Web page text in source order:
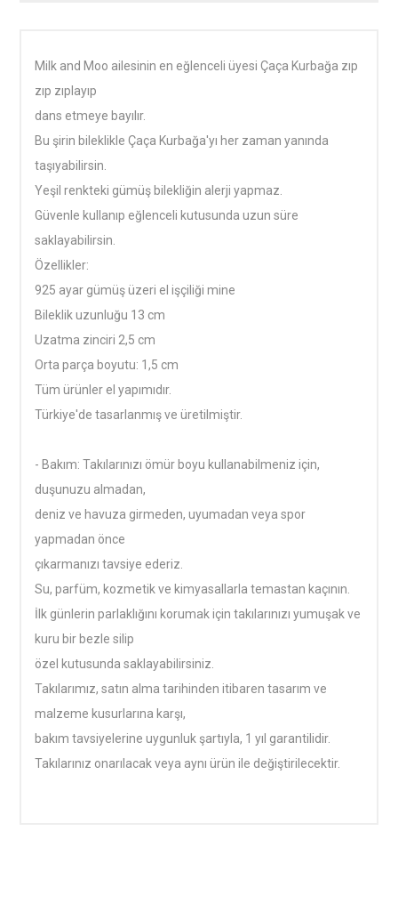
Milk and Moo ailesinin en eğlenceli üyesi Çaça Kurbağa zıp
zıp zıplayıp
dans etmeye bayılır.
Bu şirin bileklikle Çaça Kurbağa'yı her zaman yanında
taşıyabilirsin.
Yeşil renkteki gümüş bilekliğin alerji yapmaz.
Güvenle kullanıp eğlenceli kutusunda uzun süre
saklayabilirsin.
Özellikler:
925 ayar gümüş üzeri el işçiliği mine
Bileklik uzunluğu 13 cm
Uzatma zinciri 2,5 cm
Orta parça boyutu: 1,5 cm
Tüm ürünler el yapımıdır.
Türkiye'de tasarlanmış ve üretilmiştir.
- Bakım: Takılarınızı ömür boyu kullanabilmeniz için,
duşunuzu almadan,
deniz ve havuza girmeden, uyumadan veya spor
yapmadan önce
çıkarmanızı tavsiye ederiz.
Su, parfüm, kozmetik ve kimyasallarla temastan kaçının.
İlk günlerin parlaklığını korumak için takılarınızı yumuşak ve
kuru bir bezle silip
özel kutusunda saklayabilirsiniz.
Takılarımız, satın alma tarihinden itibaren tasarım ve
malzeme kusurlarına karşı,
bakım tavsiyelerine uygunluk şartıyla, 1 yıl garantilidir.
Takılarınız onarılacak veya aynı ürün ile değiştirilecektir.